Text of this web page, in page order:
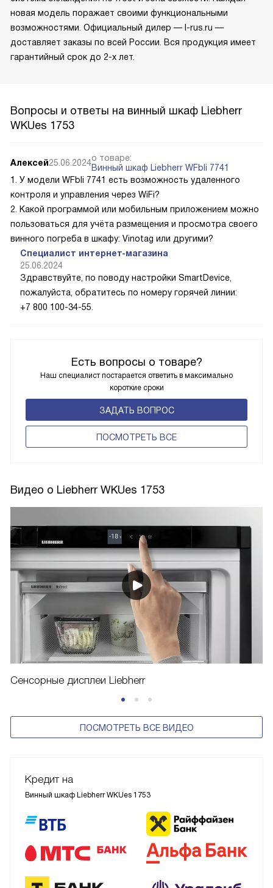
новая модель поражает своими функциональными
возможностями. Официальный дилер — l-rus.ru —
доставляет заказы по всей России. Вся продукция имеет
гарантийный срок до 2-х лет.
Вопросы и ответы на винный шкаф Liebherr
WKUes 1753
Есть вопросы о товаре?
Наш специалист постарается ответить в максимально
короткие сроки
ЗАДАТЬ ВОПРОС
ПОCМОТРЕТЬ ВСЕ
Алексей25.06.2024о товаре:
Винный шкаф Liebherr WFbli 7741
1. У модели WFbli 7741 есть возможность удаленного
контроля и управления через WiFi?
2. Какой программой или мобильным приложением можно
пользоваться для учёта размещения и просмотра своего
винного погреба в шкафу: Vinotag или другими?
Специалист интернет-магазина
25.06.2024
Здравствуйте, по поводу настройки SmartDevice,
пожалуйста, обратитесь по номеру горячей линии:
+7 800 100-34-55.
Видео о Liebherr WKUes 1753
Сенсорные дисплеи Liebherr
ПОСМОТРЕТЬ ВСЕ ВИДЕО
Кредит на
Винный шкаф Liebherr WKUes 1753